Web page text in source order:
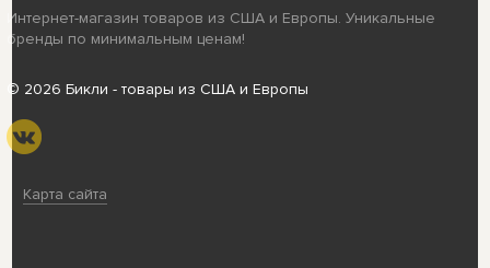
Интернет-магазин товаров из США и Европы. Уникальные
бренды по минимальным ценам!
© 2026 Бикли - товары из США и Европы
Карта сайта